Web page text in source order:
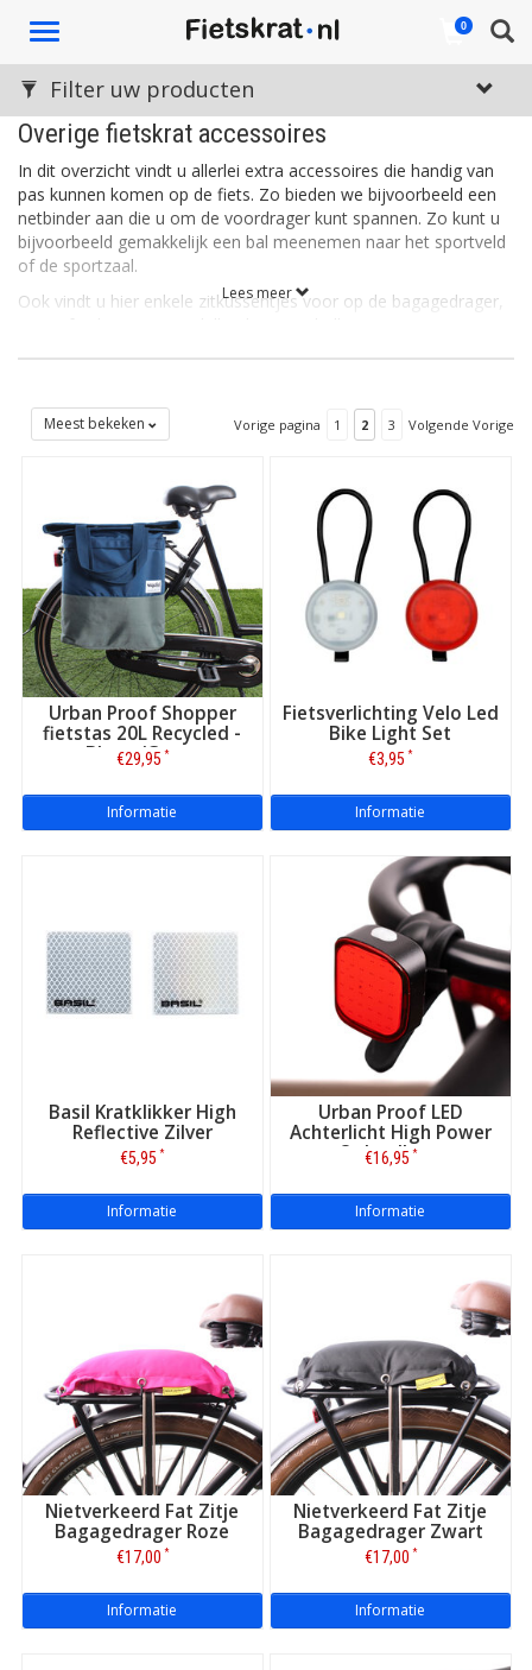
Toggle
0
Overige fietskrat accessoires
In dit overzicht vindt u allerlei extra accessoires die handig van
pas kunnen komen op de fiets. Zo bieden we bijvoorbeeld een
netbinder aan die u om de voordrager kunt spannen. Zo kunt u
bijvoorbeeld gemakkelijk een bal meenemen naar het sportveld
of de sportzaal.
Ook vindt u hier enkele zitkussentjes voor op de bagagedrager,
Lees meer
Filter uw producten
Meest bekeken Vorige pagina 1 2 3 Volgende Vorige
Urban Proof Shopper
fietstas 20L Recycled -
Blauw/Groen
€29,95 *
Informatie
Fietsverlichting Velo Led
Bike Light Set
€3,95 *
Informatie
Basil Kratklikker High
Reflective Zilver
€5,95 *
Informatie
Urban Proof LED
Achterlicht High Power
Oplaadbaar
€16,95 *
Informatie
Nietverkeerd Fat Zitje
Bagagedrager Roze
€17,00 *
Informatie
Nietverkeerd Fat Zitje
Bagagedrager Zwart
€17,00 *
Informatie